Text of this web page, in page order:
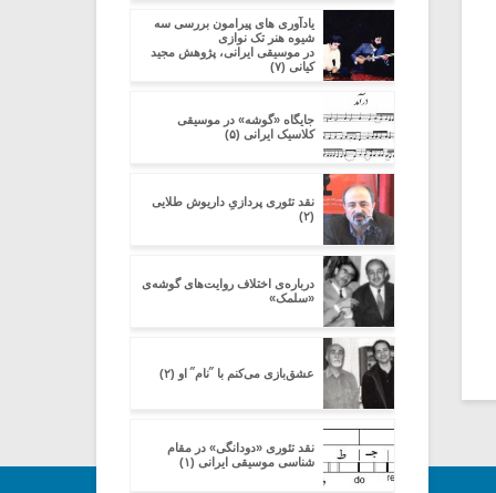
یادآوری های پیرامون بررسی سه
شیوه هنر تک نوازی
در موسیقی ایرانی، پژوهش مجید
کیانی (۷)
جایگاه «گوشه» در موسیقی
کلاسیک ایرانی (۵)
نقد تئوری پردازیِ داریوش طلایی
(۲)
درباره‌ی اختلاف روایت‌های گوشه‌ی
«سلمک»
عشق‌بازی می‌کنم با ˝نام˝ او (۲)
نقد تئوری «دودانگی» در مقام
شناسی موسیقی ایرانی (۱)